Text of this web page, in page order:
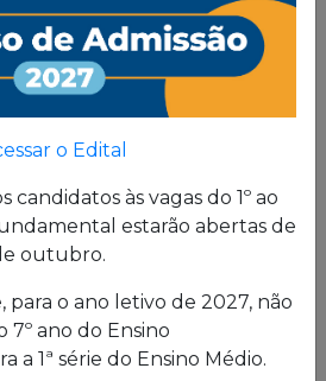
em valores cristãos e um
acadêmico.
física
uma excelente estrutura para
em período integral.
o Edital
candidatos às vagas do 1º ao
estarão abertas de
outubro.
o ano letivo de 2027, não
7º ano do Ensino
a 1ª série do Ensino Médio.